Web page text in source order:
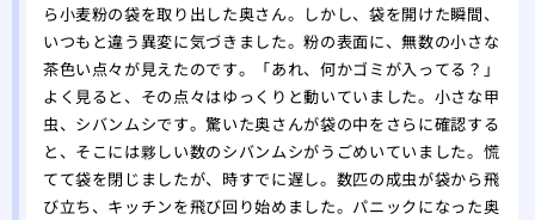
ス
の
ミ
駆
ミ
要性
ら小麦粉の袋を取り出した奥さん。しかし、袋を開けた瞬間、
いつもと違う異変に気づきました。粉の表面に、無数の小さな
茶色い点々が見えたのです。「あれ、何かゴミが入ってる？」
よく見ると、その点々はゆっくりと動いていました。小さな甲
虫、シバンムシです。驚いた奥さんが袋の中をさらに確認する
と、そこには夥しい数のシバンムシがうごめいていました。慌
てて袋を閉じましたが、時すでに遅し。数匹の成虫が袋から飛
び立ち、キッチンを飛び回り始めました。パニックになった奥